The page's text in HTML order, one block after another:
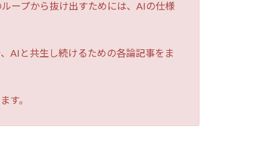
ープから抜け出すためには、AIの仕様
AIと共生し続けるための各論記事をま
す。